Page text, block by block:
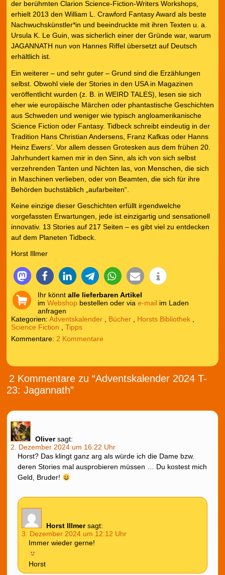
der berühmten Clarion Science-Fiction-Writers Workshops,
erhielt 2013 den William L. Crawford Fantasy Award als beste
Nachwuchskünstler*in und beeindruckte mit ihren Texten u. a.
Ursula K. Le Guin, was sicherlich einer der Gründe war, warum
JAGANNATH nun von Hannes Riffel übersetzt auf Deutsch
erhältlich ist.
Ein weiterer – und sehr guter – Grund sind die Erzählungen
selbst. Obwohl viele der Stories in den USA in Magazinen
veröffentlicht wurden (z. B. in WEIRD TALES), lesen sie sich
eher wie europäische Märchen oder phantastische Geschichten
aus Schweden und weniger wie typisch angloamerikanische
Science Fiction oder Fantasy. Tidbeck schreibt eindeutig in der
Tradition Hans Christian Andersens, Franz Kafkas oder Hanns
Heinz Ewers’. Vor allem dessen Grotesken aus dem frühen 20.
Jahrhundert kamen mir in den Sinn, als ich von sich selbst
verzehrenden Tanten und Nichten las, von Menschen, die sich
in Maschinen verlieben, oder von Beamten, die sich für ihre
Behörden buchstäblich „aufarbeiten“.
Keine einzige dieser Geschichten erfüllt irgendwelche
vorgefassten Erwartungen, jede ist einzigartig und sensationell
innovativ. 13 Stories auf 217 Seiten – es gibt viel zu entdecken
auf dem Planeten Tidbeck.
Horst Illmer
Ihr könnt alle lieferbaren Artikel
im Webshop bestellen oder via e-mail im Laden
anfragen
Kategorien: Adventskalender, Bücher, Horsts Bibliothek,
Science Fiction
Tipps
2 Kommentare
2 Kommentare zu “Adventskalender 2024 T-
23: Jagannath”
Oliver sagt:
2. Dezember 2024 um 16:22 Uhr
Horst? Das klingt ganz arg als würde ich die Dame bzw.
deren Stories mal ausprobieren müssen … Du kostest mich
Geld, Bruder!
Horst Illmer sagt:
3. Dezember 2024 um 12:12 Uhr
Immer wieder gerne!
Horst